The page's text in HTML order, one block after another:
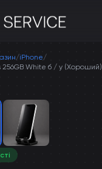
/iPhone/
256GB White б / у (Хороший)